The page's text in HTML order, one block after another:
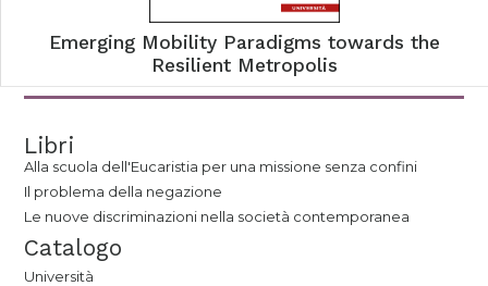
Emerging Mobility Paradigms towards the
Resilient Metropolis
Libri
Alla scuola dell'Eucaristia per una missione senza confini
Il problema della negazione
Le nuove discriminazioni nella società contemporanea
Catalogo
Università